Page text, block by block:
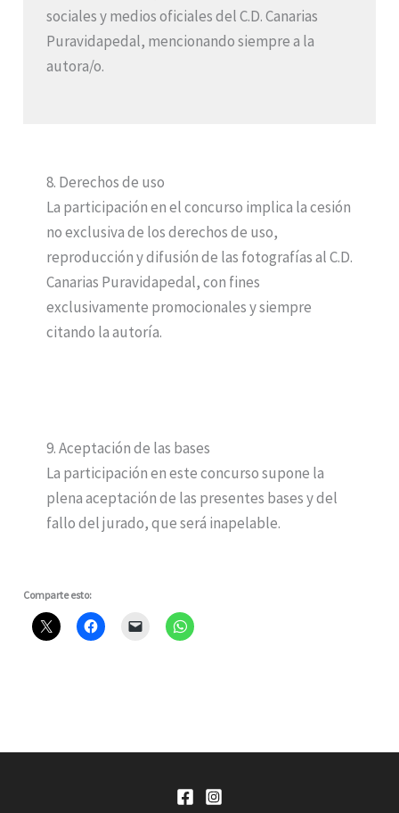
sociales y medios oficiales del C.D. Canarias
Puravidapedal, mencionando siempre a la
autora/o.
8. Derechos de uso
La participación en el concurso implica la cesión
no exclusiva de los derechos de uso,
reproducción y difusión de las fotografías al C.D.
Canarias Puravidapedal, con fines
exclusivamente promocionales y siempre
citando la autoría.
9. Aceptación de las bases
La participación en este concurso supone la
plena aceptación de las presentes bases y del
fallo del jurado, que será inapelable.
Comparte esto: